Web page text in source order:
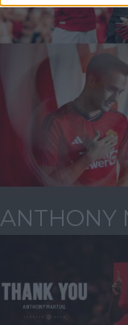
ANTHONY